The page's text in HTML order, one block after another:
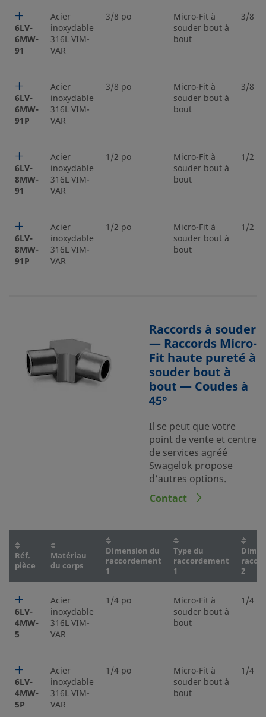
6LV-
6MW-
91
Acier
inoxydable
316L VIM-
VAR
3/8 po
Micro-Fit à
souder bout à
bout
3/8 po
6LV-
6MW-
91P
Acier
inoxydable
316L VIM-
VAR
3/8 po
Micro-Fit à
souder bout à
bout
3/8 po
6LV-
8MW-
91
Acier
inoxydable
316L VIM-
VAR
1/2 po
Micro-Fit à
souder bout à
bout
1/2 po
6LV-
8MW-
91P
Acier
inoxydable
316L VIM-
VAR
1/2 po
Micro-Fit à
souder bout à
bout
1/2 po
Raccords à souder
— Raccords Micro-
Fit haute pureté à
souder bout à
bout — Coudes à
45°
Il se peut que votre
point de vente et centre
de services agréé
Swagelok propose
d’autres options.
Contact
Réf.
pièce
Matériau
du corps
Dimension du
raccordement
1
Type du
raccordement
1
2
6LV-
4MW-
5
Acier
inoxydable
316L VIM-
VAR
1/4 po
Micro-Fit à
souder bout à
bout
1/4 po
6LV-
4MW-
5P
Acier
inoxydable
316L VIM-
VAR
1/4 po
Micro-Fit à
souder bout à
bout
1/4 po